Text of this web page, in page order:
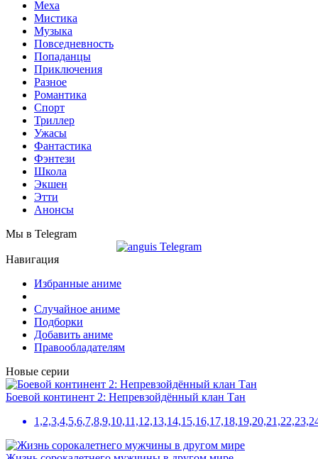
Меха
Мистика
Музыка
Повседневность
Попаданцы
Приключения
Разное
Романтика
Спорт
Триллер
Ужасы
Фантастика
Фэнтези
Школа
Экшен
Этти
Анонсы
Мы в Telegram
Навигация
Избранные аниме
Случайное аниме
Подборки
Добавить аниме
Правообладателям
Новые серии
Боевой континент 2: Непревзойдённый клан Тан